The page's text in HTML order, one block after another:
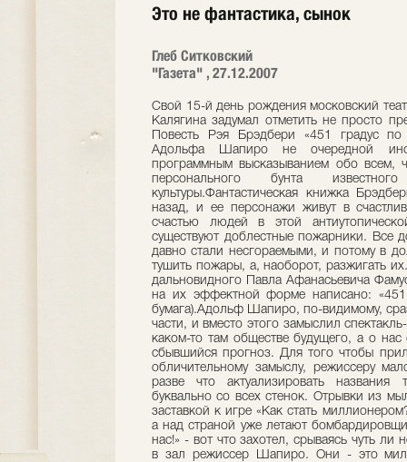
Это не фантастика, сынок
Глеб Ситковский
"Газета" , 27.12.2007
Свой 15-й день рождения московский
Калягина задумал отметить не просто
Повесть Рэя Брэдбери «451 градус
Адольфа Шапиро не очередной
программным высказыванием обо всем,
персонального бунта
культуры.Фантастическая книжка
назад, и ее персонажи живут в
счастью людей в этой
существуют доблестные пожарники. Все
давно стали несгораемыми, и потому в
тушить пожары, а, наоборот, разжигать
дальновидного Павла Афанасьевича
на их эффектной форме написано:
бумага).Адольф Шапиро, по-видимому,
части, и вместо этого замыслил
каком-то там обществе будущего, а о
сбывшийся прогноз. Для того чтобы
обличительному замыслу, режиссеру
разве что актуализировать названия
буквально со всех стенок. Отрывки из
заставкой к игре «Как стать
а над страной уже летают
нас!» - вот что захотел, срываясь чуть
в зал режиссер Шапиро. Они - это